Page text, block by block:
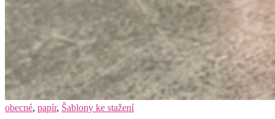
obecné, papír, Šablony ke stažení